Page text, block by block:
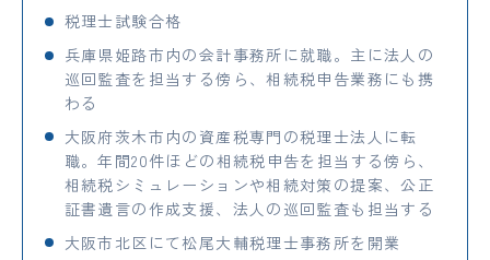
税理士試験合格
兵庫県姫路市内の会計事務所に就職。主に法人の
巡回監査を担当する傍ら、相続税申告業務にも携
わる
大阪府茨木市内の資産税専門の税理士法人に転
職。年間20件ほどの相続税申告を担当する傍ら、
相続税シミュレーションや相続対策の提案、公正
証書遺言の作成支援、法人の巡回監査も担当する
大阪市北区にて松尾大輔税理士事務所を開業